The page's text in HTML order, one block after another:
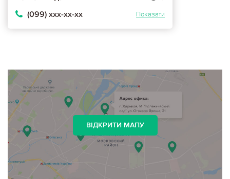
(099) ххх-хх-хх Показати
ВІДКРИТИ МАПУ